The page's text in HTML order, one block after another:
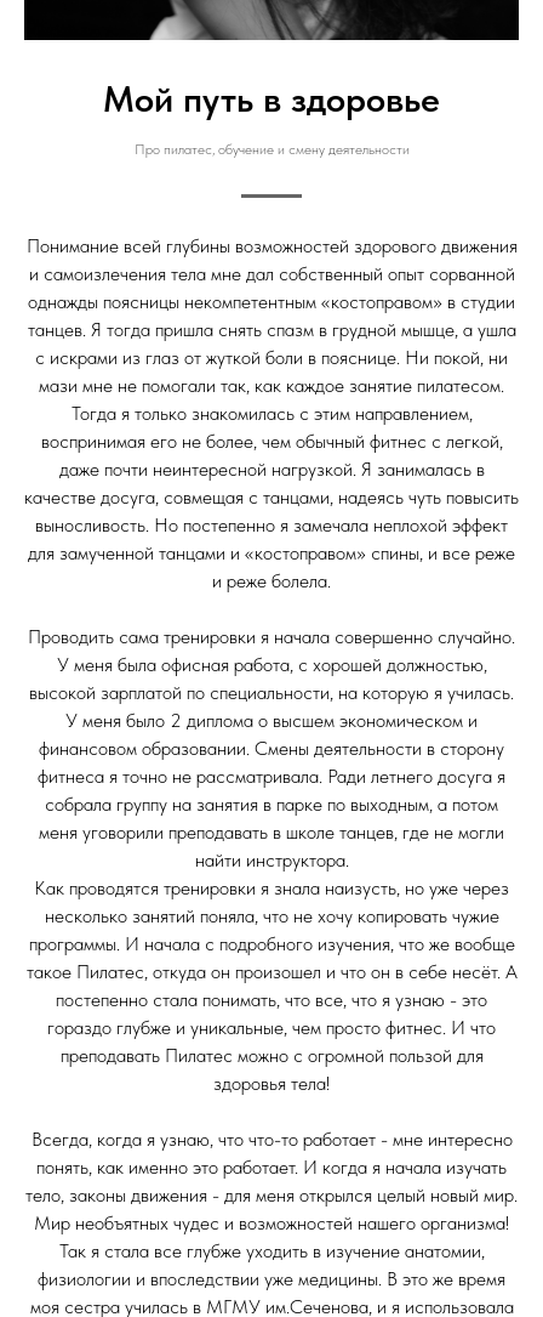
Мой путь в здоровье
Про пилатес, обучение и смену деятельности
Понимание всей глубины возможностей здорового движения
и самоизлечения тела мне дал собственный опыт сорванной
однажды поясницы некомпетентным «костоправом» в студии
танцев. Я тогда пришла снять спазм в грудной мышце, а ушла
с искрами из глаз от жуткой боли в пояснице. Ни покой, ни
мази мне не помогали так, как каждое занятие пилатесом.
Тогда я только знакомилась с этим направлением,
воспринимая его не более, чем обычный фитнес с легкой,
даже почти неинтересной нагрузкой. Я занималась в
качестве досуга, совмещая с танцами, надеясь чуть повысить
выносливость. Но постепенно я замечала неплохой эффект
для замученной танцами и «костоправом» спины, и все реже
и реже болела.
Проводить сама тренировки я начала совершенно случайно.
У меня была офисная работа, с хорошей должностью,
высокой зарплатой по специальности, на которую я училась.
У меня было 2 диплома о высшем экономическом и
финансовом образовании. Смены деятельности в сторону
фитнеса я точно не рассматривала. Ради летнего досуга я
собрала группу на занятия в парке по выходным, а потом
меня уговорили преподавать в школе танцев, где не могли
найти инструктора.
Как проводятся тренировки я знала наизусть, но уже через
несколько занятий поняла, что не хочу копировать чужие
программы. И начала с подробного изучения, что же вообще
такое Пилатес, откуда он произошел и что он в себе несёт. А
постепенно стала понимать, что все, что я узнаю - это
гораздо глубже и уникальные, чем просто фитнес. И что
преподавать Пилатес можно с огромной пользой для
здоровья тела!
Всегда, когда я узнаю, что что-то работает - мне интересно
понять, как именно это работает. И когда я начала изучать
тело, законы движения - для меня открылся целый новый мир.
Мир необъятных чудес и возможностей нашего организма!
Так я стала все глубже уходить в изучение анатомии,
физиологии и впоследствии уже медицины. В это же время
моя сестра училась в МГМУ им.Сеченова, и я использовала